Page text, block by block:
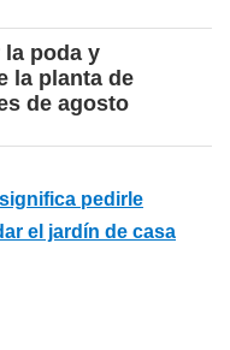
la poda y
la planta de
de agosto
pedirle
el jardín de casa